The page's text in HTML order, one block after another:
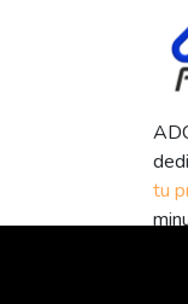
tu